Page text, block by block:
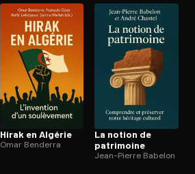
Hirak en Algérie
Omar Benderra
La notion de
patrimoine
Jean-Pierre Babelon